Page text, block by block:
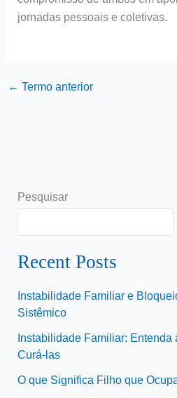
jornadas pessoais e coletivas.
← Termo anterior
Pesquisar
Recent Posts
Instabilidade Familiar e
Sistêmico
Instabilidade Familiar: Entenda
Curá-las
O que Significa Filho que